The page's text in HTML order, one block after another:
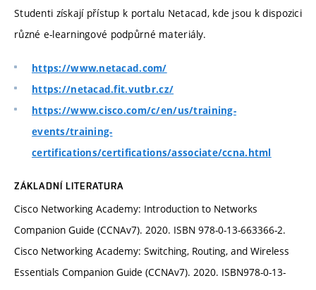
Studenti získají přístup k portalu Netacad, kde jsou k dispozici
různé e-learningové podpůrné materiály.
https://www.netacad.com/
https://netacad.fit.vutbr.cz/
https://www.cisco.com/c/en/us/training-
events/training-
certifications/certifications/associate/ccna.html
ZÁKLADNÍ LITERATURA
Cisco Networking Academy: Introduction to Networks
Companion Guide (CCNAv7). 2020. ISBN 978-0-13-663366-2.
Cisco Networking Academy: Switching, Routing, and Wireless
Essentials Companion Guide (CCNAv7). 2020. ISBN978-0-13-